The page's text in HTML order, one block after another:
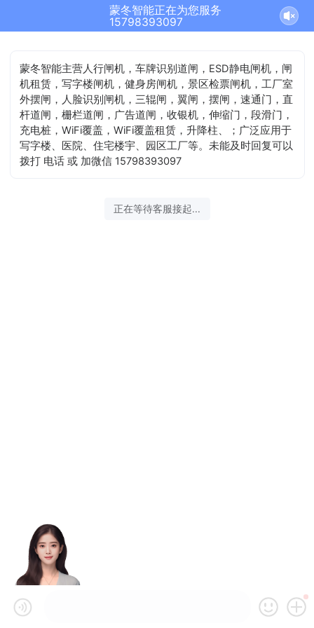
蒙冬智能正在为您服务
15798393097
蒙冬智能主营人行闸机，车牌识别道闸，ESD静电闸机，闸
机租赁，写字楼闸机，健身房闸机，景区检票闸机，工厂室
外摆闸，人脸识别闸机，三辊闸，翼闸，摆闸，速通门，直
杆道闸，栅栏道闸，广告道闸，收银机，伸缩门，段滑门，
充电桩，WiFi覆盖，WiFi覆盖租赁，升降柱、；广泛应用于
写字楼、医院、住宅楼宇、园区工厂等。未能及时回复可以
拨打 电话 或 加微信 15798393097
正在等待客服接起...